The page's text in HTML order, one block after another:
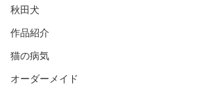
秋田犬
作品紹介
猫の病気
オーダーメイド